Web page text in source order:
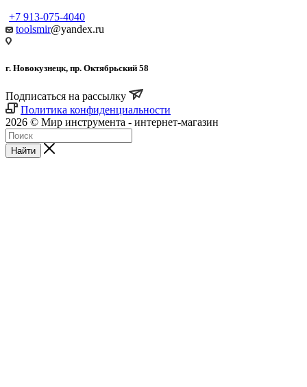
+7 913-075-4040
toolsmir@yandex.ru
г. Новокузнецк, пр. Октябрьский 58
Подписаться на рассылку
Политика конфиденциальности
2026 © Мир инструмента - интернет-магазин
Найти